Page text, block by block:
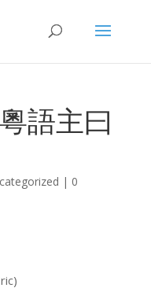
語主曰
| 0